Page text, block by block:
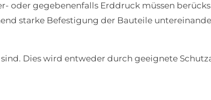
oder gegebenenfalls Erddruck müssen
starke Befestigung der Bauteile
sind. Dies wird entweder durch geeignete